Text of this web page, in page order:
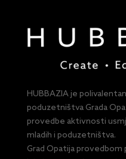
HUBBAZIA je
poduzetništva Grada
provedbe aktivnosti
mladih i poduzetništva.
Grad Opatija